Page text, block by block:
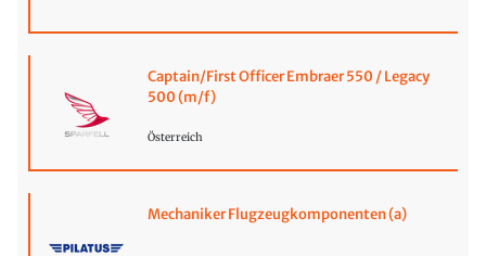
Captain/First Officer Embraer 550 / Legacy
500 (m/f)
Österreich
Mechaniker Flugzeugkomponenten (a)